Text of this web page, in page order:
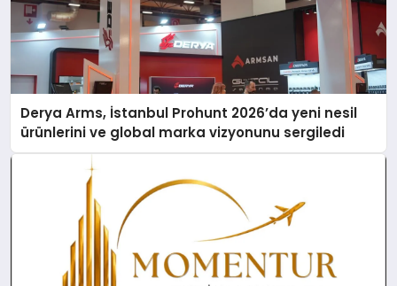
Derya Arms, İstanbul Prohunt 2026’da yeni nesil
ürünlerini ve global marka vizyonunu sergiledi